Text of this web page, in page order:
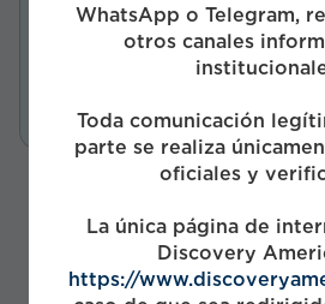
WhatsApp o Telegram,
otros canales
Toda comunicación
parte se realiza
oficiales y
La única página de
Discovery
https://
Start Year